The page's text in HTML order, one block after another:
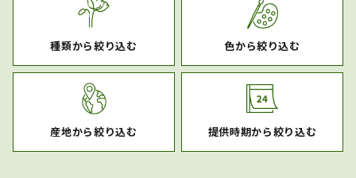
種類から絞り込む 色から絞り込む
産地から絞り込む 提供時期から絞り込む